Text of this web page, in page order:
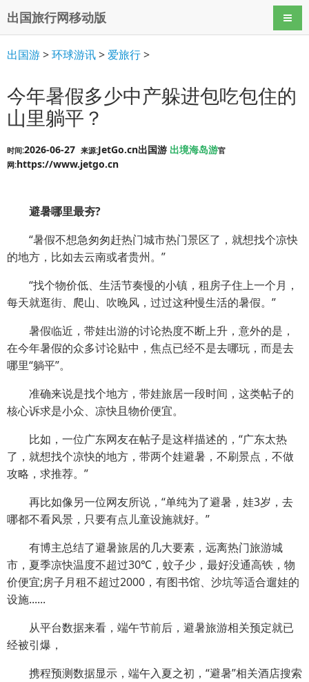
出国旅行网移动版 导航
出国游>环球游讯>爱旅行>
今年暑假多少中产躲进包吃包住的
山里躺平？
时间:2026-06-27 来源:JetGo.cn出国游 出境海岛游官
网:https://www.jetgo.cn
避暑哪里最夯?
“暑假不想急匆匆赶热门城市热门景区了，就想找个凉快
的地方，比如去云南或者贵州。”
“找个物价低、生活节奏慢的小镇，租房子住上一个月，
每天就逛街、爬山、吹晚风，过过这种慢生活的暑假。”
暑假临近，带娃出游的讨论热度不断上升，意外的是，
在今年暑假的众多讨论贴中，焦点已经不是去哪玩，而是去
哪里“躺平”。
准确来说是找个地方，带娃旅居一段时间，这类帖子的
核心诉求是小众、凉快且物价便宜。
比如，一位广东网友在帖子是这样描述的，“广东太热
了，就想找个凉快的地方，带两个娃避暑，不刷景点，不做
攻略，求推荐。”
再比如像另一位网友所说，“单纯为了避暑，娃3岁，去
哪都不看风景，只要有点儿童设施就好。”
有博主总结了避暑旅居的几大要素，远离热门旅游城
市，夏季凉快温度不超过30℃，蚊子少，最好没通高铁，物
价便宜;房子月租不超过2000，有图书馆、沙坑等适合遛娃的
设施......
从平台数据来看，端午节前后，避暑旅游相关预定就已
经被引爆，
携程预测数据显示，端午入夏之初，“避暑”相关酒店搜索